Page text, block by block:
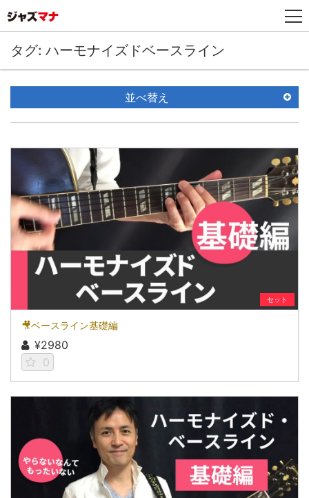
タグ: ハーモナイズドベースライン
並べ替え
セット
🎥ベースライン基礎編
¥2980
0